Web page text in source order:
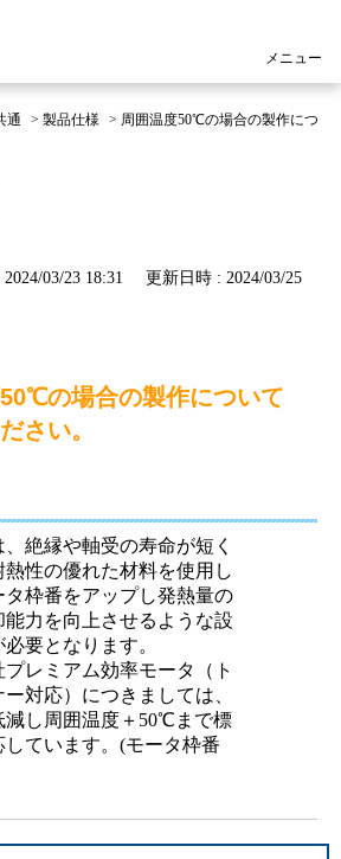
メニュー
通 > 製品仕様 > 周囲温度50℃の場合の製作につ
03/23 18:31
更新日時 : 2024/03/25
の場合の製作について
さい。
絶縁や軸受の寿命が短く
熱性の優れた材料を使用し
タ枠番をアップし発熱量の
能力を向上させるような設
要となります。
プレミアム効率モータ（ト
対応）につきましては、
減し周囲温度＋50℃まで標
しています。(モータ枠番